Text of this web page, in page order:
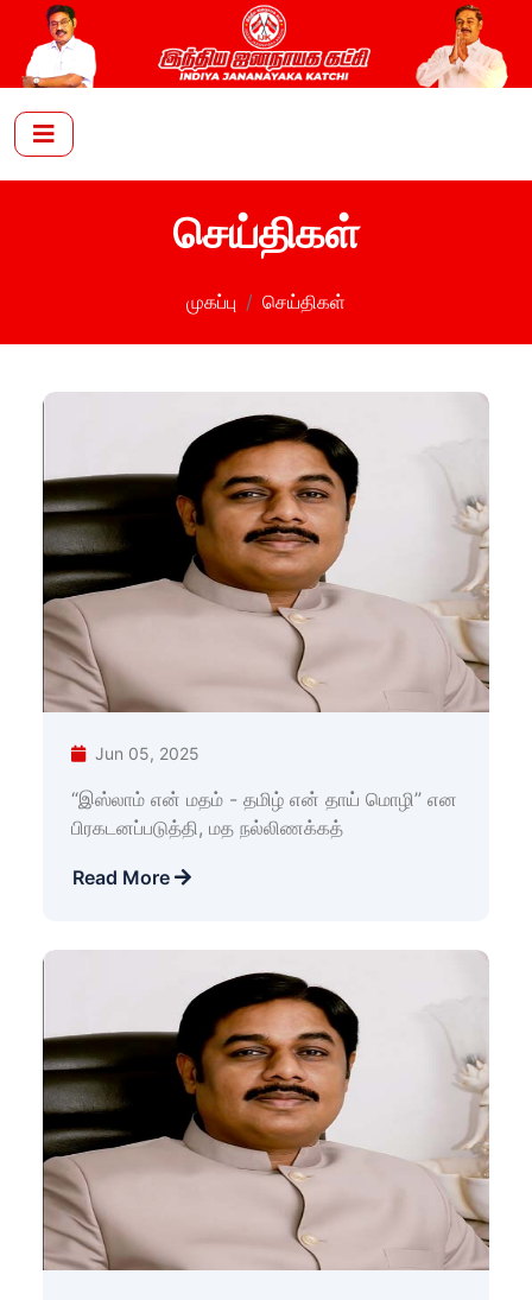
செய்திகள்
முகப்பு செய்திகள்
Jun 05, 2025
“இஸ்லாம் என் மதம் - தமிழ் என் தாய் மொழி” என
பிரகடனப்படுத்தி, மத நல்லிணக்கத்
Read More